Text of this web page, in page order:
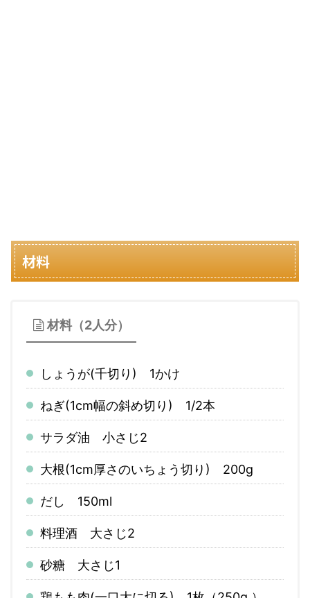
材料
材料（2人分）
しょうが(千切り) 1かけ
ねぎ(1cm幅の斜め切り) 1/2本
サラダ油 小さじ2
大根(1cm厚さのいちょう切り) 200g
だし 150ml
料理酒 大さじ2
砂糖 大さじ1